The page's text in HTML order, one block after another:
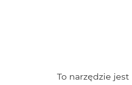
To narzędzie